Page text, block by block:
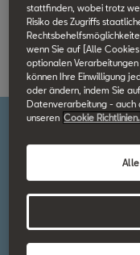
stattfinden, wobei trotz
Risiko des Zugriffs
wenn Sie auf [Alle
optionalen
können Ihre Einwilligung
oder ändern, indem Sie
Datenverarbeitung - auch
unseren Cookie Richtlinien.